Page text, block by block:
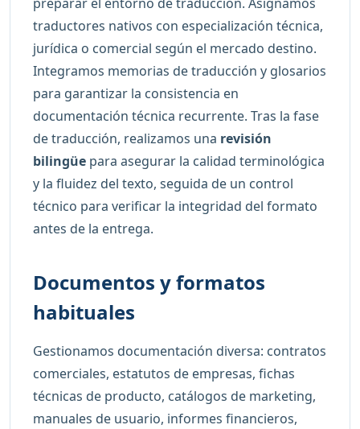
traductores nativos con especialización técnica,
jurídica o comercial según el mercado destino.
Integramos memorias de traducción y glosarios
para garantizar la consistencia en
documentación técnica recurrente. Tras la fase
de traducción, realizamos una revisión
bilingüe para asegurar la calidad terminológica
y la fluidez del texto, seguida de un control
técnico para verificar la integridad del formato
antes de la entrega.
Documentos y formatos
habituales
Gestionamos documentación diversa: contratos
comerciales, estatutos de empresas, fichas
técnicas de producto, catálogos de marketing,
manuales de usuario, informes financieros,